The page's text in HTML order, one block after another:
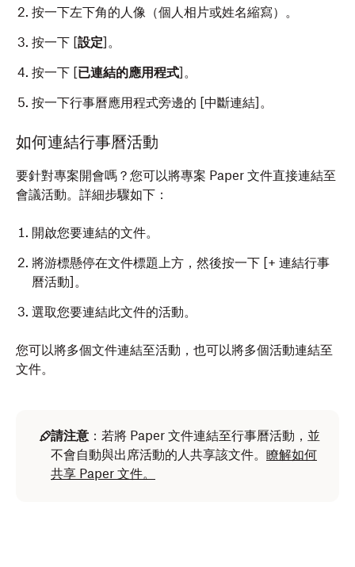
按一下左下角的人像（個人相片或姓名縮寫）。
按一下 [設定]。
按一下 [已連結的應用程式]。
按一下行事曆應用程式旁邊的 [中斷連結]。
如何連結行事曆活動
要針對專案開會嗎？您可以將專案 Paper 文件直接連結至
會議活動。詳細步驟如下：
開啟您要連結的文件。
將游標懸停在文件標題上方，然後按一下 [+ 連結行事
曆活動] 。
選取您要連結此文件的活動。
您可以將多個文件連結至活動，也可以將多個活動連結至
文件。
請注意 ：若將 Paper 文件連結至行事曆活動，並
不會自動與出席活動的人共享該文件。 瞭解如何
共享 Paper 文件。